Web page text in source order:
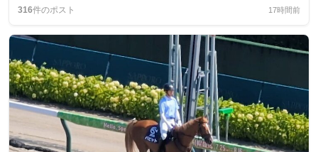
316件のポスト 17時間前